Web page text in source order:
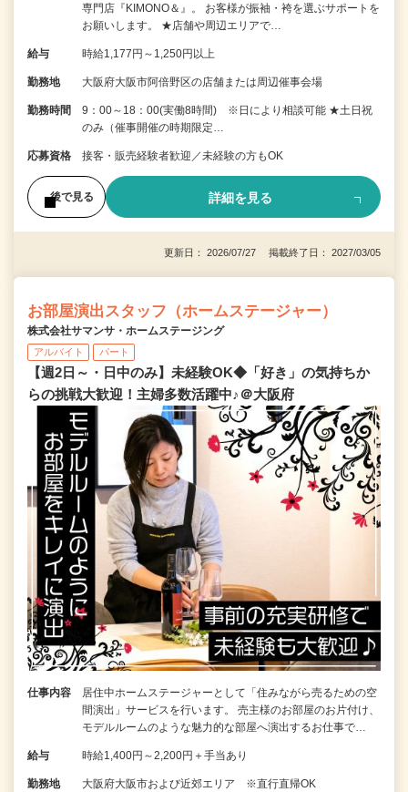
専門店『KIMONO＆』。 お客様が振袖・袴を選ぶサポートを
お願いします。 ★店舗や周辺エリアで…
給与 時給1,177円～1,250円以上
勤務地 大阪府大阪市阿倍野区の店舗または周辺催事会場
勤務時間
9：00～18：00(実働8時間) ※日により相談可能 ★土日祝
のみ（催事開催の時期限定…
応募資格 接客・販売経験者歓迎／未経験の方もOK
後で見る 詳細を見る
更新日： 2026/07/27 掲載終了日： 2027/03/05
お部屋演出スタッフ（ホームステージャー）
株式会社サマンサ・ホームステージング
アルバイト パート
【週2日～・日中のみ】未経験OK◆「好き」の気持ちか
らの挑戦大歓迎！主婦多数活躍中♪＠大阪府
仕事内容
居住中ホームステージャーとして「住みながら売るための空
間演出」サービスを行います。 売主様のお部屋のお片付け、
モデルルームのような魅力的な部屋へ演出するお仕事で…
給与 時給1,400円～2,200円＋手当あり
勤務地 大阪府大阪市および近郊エリア ※直行直帰OK